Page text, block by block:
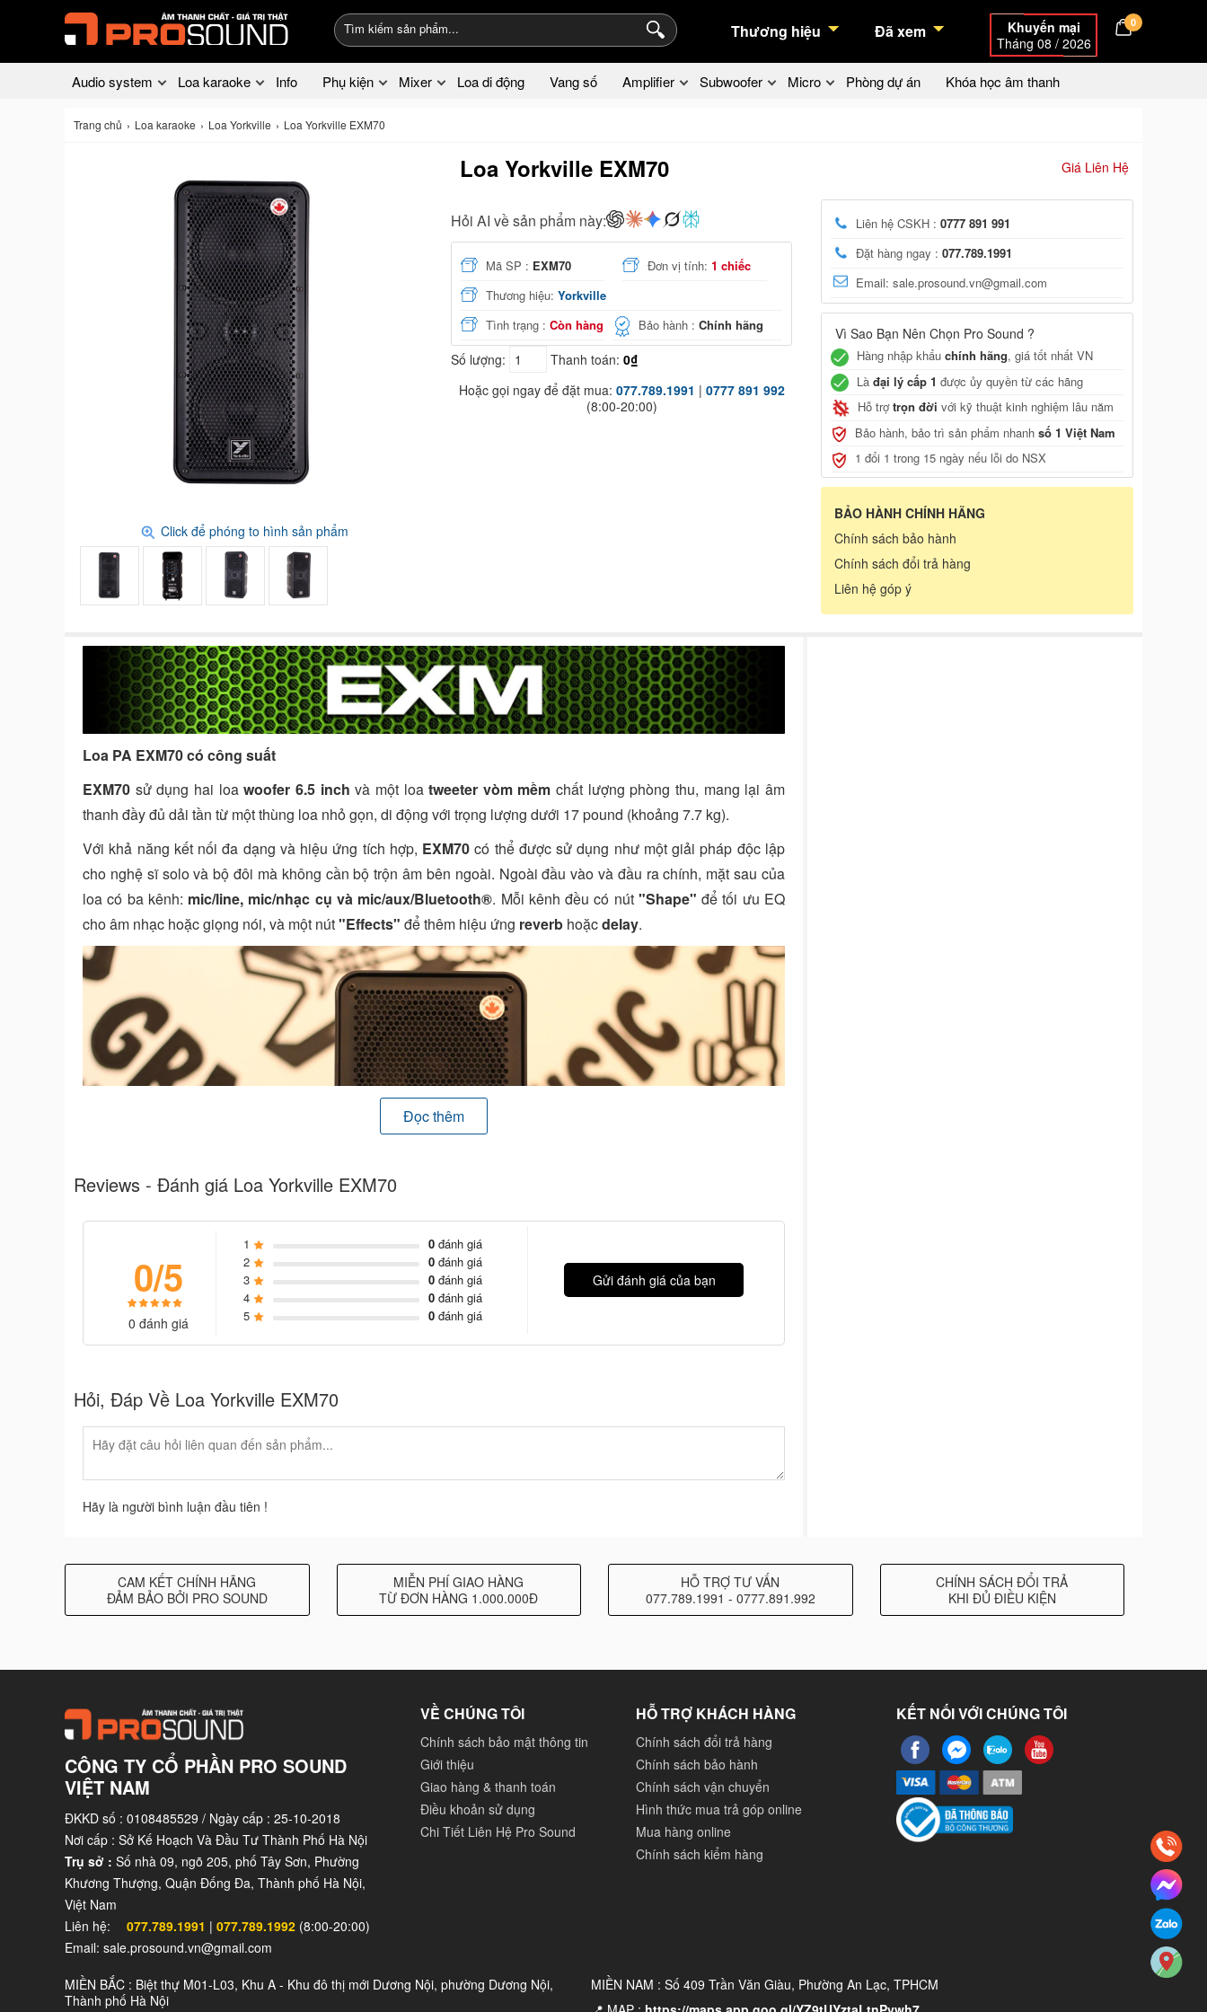
Thương hiệu Đã xem
Khuyến mại
Tháng 08 / 2026
0
Audio system Loa karaoke Info Phụ kiện Mixer Loa di động Vang số Amplifier Subwoofer Micro Phòng dự án Khóa học âm thanh
Trang chủ Loa karaoke Loa Yorkville Loa Yorkville EXM70
Click để phóng to hình sản phẩm
Loa Yorkville EXM70 Giá Liên Hệ
Hỏi AI về sản phẩm này:
Mã SP : EXM70 Đơn vị tính:1 chiếc
Thương hiệu: Yorkville
Tình trạng : Còn hàng Bảo hành :Chính hãng
Số lượng: Thanh toán: 0₫
Hoặc gọi ngay để đặt mua: 077.789.1991 | 0777 891 992
(8:00-20:00)
Liên hệ CSKH : 0777 891 991
Đặt hàng ngay : 077.789.1991
Email: sale.prosound.vn@gmail.com
Vì Sao Bạn Nên Chọn Pro Sound ?
Hàng nhập khẩu chính hãng, giá tốt nhất VN
Là đại lý cấp 1 được ủy quyền từ các hãng
Hỗ trợtrọn đời với kỹ thuật kinh nghiệm lâu năm
Bảo hành, bảo trì sản phẩm nhanh số 1 Việt Nam
1 đổi 1 trong 15 ngày nếu lỗi do NSX
BẢO HÀNH CHÍNH HÃNG
Chính sách bảo hành
Chính sách đổi trả hàng
Liên hệ góp ý
Loa PA EXM70 có công suất
EXM70 sử dụng hai loawoofer 6.5 inch và một loatweeter vòm mềm chất lượng phòng thu, mang lại âm
thanh đầy đủ dải tần từ một thùng loa nhỏ gọn, di động với trọng lượng dưới 17 pound (khoảng 7.7 kg).
Với khả năng kết nối đa dạng và hiệu ứng tích hợp, EXM70 có thể được sử dụng như một giải pháp độc lập
cho nghệ sĩ solo và bộ đôi mà không cần bộ trộn âm bên ngoài. Ngoài đầu vào và đầu ra chính, mặt sau của
loa có ba kênh: mic/line, mic/nhạc cụ và mic/aux/Bluetooth®. Mỗi kênh đều có nút "Shape" để tối ưu EQ
cho âm nhạc hoặc giọng nói, và một nút"Effects" để thêm hiệu ứng reverb hoặcdelay.
Hai loa có thể được kết nối với nhau bằng một dây cáp
để dễ dàng vận chuyển và bố trí.
Đọc thêm
Reviews - Đánh giá Loa Yorkville EXM70
0/5
0 đánh giá
1 0đánh giá
2
0đánh giá
3
0đánh giá
4
0đánh giá
5
0đánh giá
Gửi đánh giá của bạn
Hỏi, Đáp Về Loa Yorkville EXM70
Hãy là người bình luận đầu tiên !
CAM KẾT CHÍNH HÃNG
ĐẢM BẢO BỞI PRO SOUND
MIỄN PHÍ GIAO HÀNG
TỪ ĐƠN HÀNG 1.000.000Đ
HỖ TRỢ TƯ VẤN
077.789.1991 - 0777.891.992
CHÍNH SÁCH ĐỔI TRẢ
KHI ĐỦ ĐIỀU KIỆN
CÔNG TY CỔ PHẦN PRO SOUND
VIỆT NAM
ĐKKD số : 0108485529 / Ngày cấp : 25-10-2018
Nơi cấp : Sở Kế Hoạch Và Đầu Tư Thành Phố Hà Nội
Trụ sở : Số nhà 09, ngõ 205, phố Tây Sơn, Phường
Khương Thượng, Quận Đống Đa, Thành phố Hà Nội,
Việt Nam
Liên hệ:
077.789.1991 | 077.789.1992 (8:00-20:00)
Email: sale.prosound.vn@gmail.com
VỀ CHÚNG TÔI
Chính sách bảo mật thông tin
Giới thiệu
Giao hàng & thanh toán
Điều khoản sử dụng
Chi Tiết Liên Hệ Pro Sound
HỖ TRỢ KHÁCH HÀNG
Chính sách đổi trả hàng
Chính sách bảo hành
Chính sách vận chuyển
Hình thức mua trả góp online
Mua hàng online
Chính sách kiểm hàng
KẾT NỐI VỚI CHÚNG TÔI
MIỀN BẮC : Biệt thự M01-L03, Khu A - Khu đô thị mới Dương Nội, phường Dương Nội,
Thành phố Hà Nội
MIỀN NAM : Số 409 Trần Văn Giàu, Phường An Lạc, TPHCM